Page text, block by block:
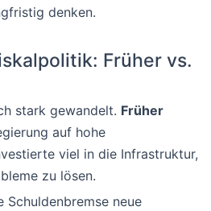
denken.
Früher vs.
stark gewandelt. Früher
auf hohe
viel in die Infrastruktur,
zu lösen.
neue